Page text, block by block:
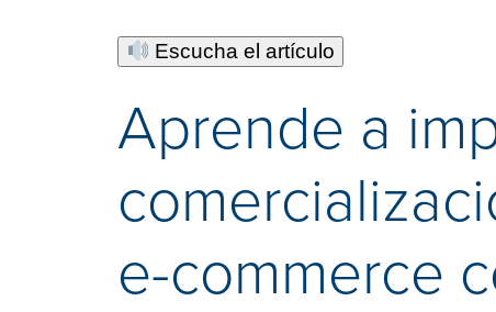
Escucha el artículo
Aprende a
e-commerce